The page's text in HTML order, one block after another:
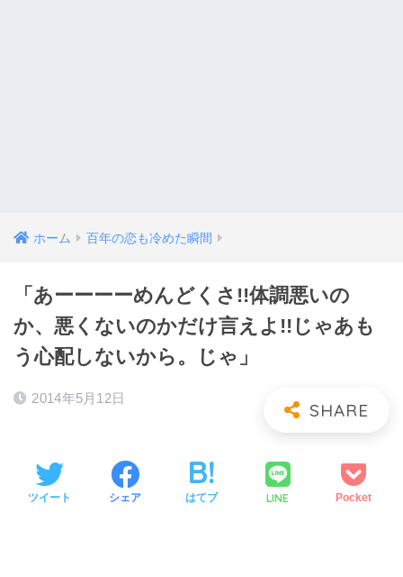
ホーム 百年の恋も冷めた瞬間
「あーーーーめんどくさ!!体調悪いの
か、悪くないのかだけ言えよ!!じゃあも
う心配しないから。じゃ」
2014年5月12日
ツイート シェア はてブ LINE Pocket